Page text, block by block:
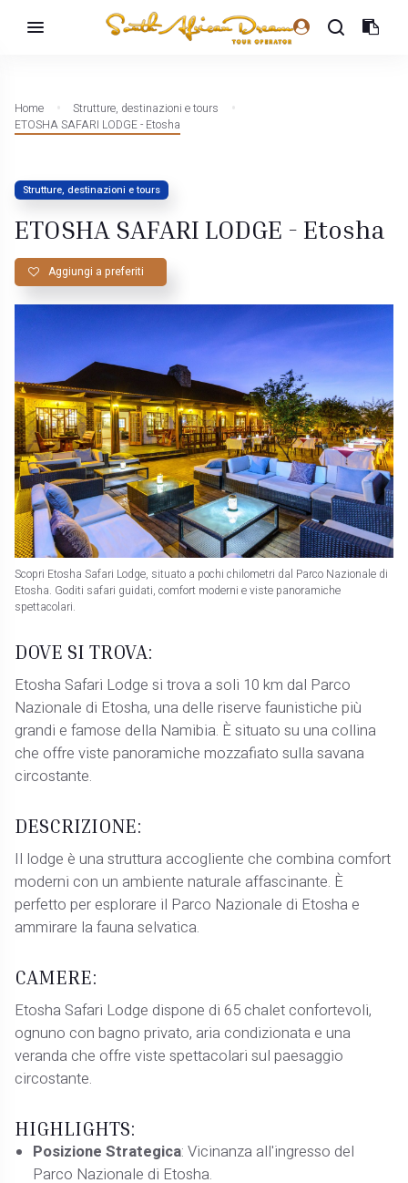
Home
Strutture, destinazioni e tours
ETOSHA SAFARI LODGE - Etosha
Strutture, destinazioni e tours
ETOSHA SAFARI LODGE - Etosha
Aggiungi a preferiti
Scopri Etosha Safari Lodge, situato a pochi chilometri dal Parco Nazionale di
Etosha. Goditi safari guidati, comfort moderni e viste panoramiche
spettacolari.
DOVE SI TROVA:
Etosha Safari Lodge si trova a soli 10 km dal Parco
Nazionale di Etosha, una delle riserve faunistiche più
grandi e famose della Namibia. È situato su una collina
che offre viste panoramiche mozzafiato sulla savana
circostante.
DESCRIZIONE:
Il lodge è una struttura accogliente che combina comfort
moderni con un ambiente naturale affascinante. È
perfetto per esplorare il Parco Nazionale di Etosha e
ammirare la fauna selvatica.
CAMERE:
Etosha Safari Lodge dispone di 65 chalet confortevoli,
ognuno con bagno privato, aria condizionata e una
veranda che offre viste spettacolari sul paesaggio
circostante.
HIGHLIGHTS:
Posizione Strategica: Vicinanza all'ingresso del
Parco Nazionale di Etosha.